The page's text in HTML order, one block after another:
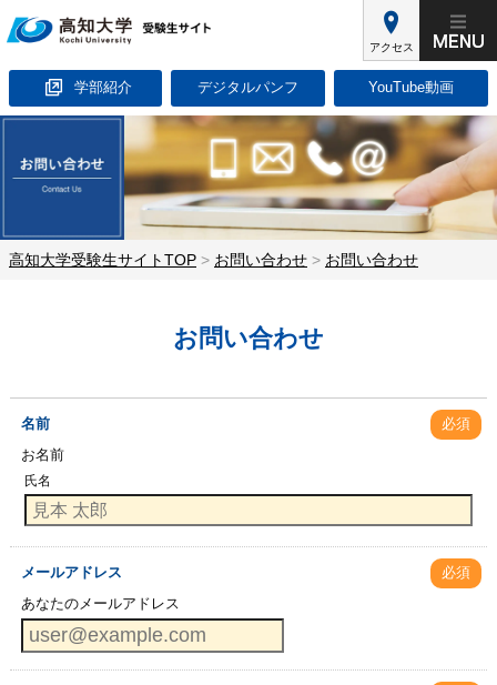
アクセス
学部紹介 デジタルパンフ YouTube動画
高知大学受験生サイトTOP > お問い合わせ > お問い合わせ
お問い合わせ
名前
必須
お名前
氏名
メールアドレス
必須
あなたのメールアドレス